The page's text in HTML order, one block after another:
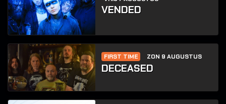
VENDED
FIRST TIME ZON 9 AUGUSTUS
DECEASED